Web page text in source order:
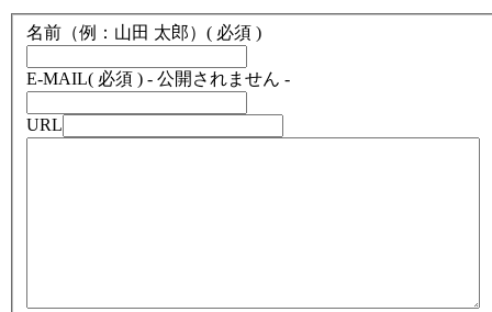
名前（例：山田 太郎） ( 必須 )
E-MAIL( 必須 ) - 公開されません -
URL